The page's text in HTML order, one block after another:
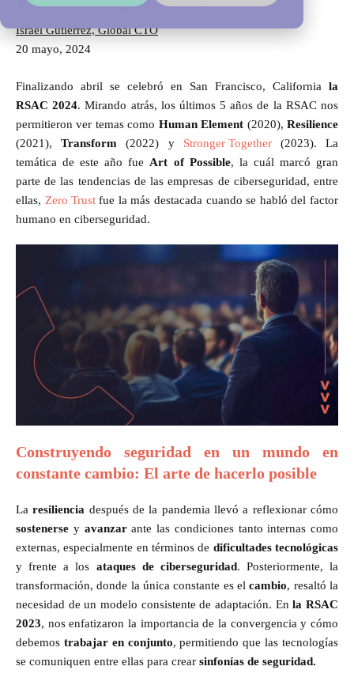
Israel Gutiérrez, Global CTO
20 mayo, 2024
Finalizando abril se celebró en San Francisco, California la
RSAC 2024. Mirando atrás, los últimos 5 años de la RSAC nos
permitieron ver temas como Human Element (2020), Resilience
(2021),Transform(2022) y Stronger Together(2023). La
temática de este año fue Art of Possible, la cuál marcó gran
parte de las tendencias de las empresas de ciberseguridad, entre
ellas, Zero Trustfue la más destacada cuando se habló del factor
humano en ciberseguridad.
Construyendo seguridad en un mundo en
constante cambio: El arte de hacerlo posible
Laresiliencia después de la pandemia llevó a reflexionar cómo
sostenerse y avanzarante las condiciones tanto internas como
externas, especialmente en términos de dificultades tecnológicas
y frente a los ataques de ciberseguridad. Posteriormente, la
transformación, donde la única constante es elcambio, resaltó la
necesidad de un modelo consistente de adaptación. Enla RSAC
2023, nos enfatizaron la importancia de la convergencia y cómo
debemos trabajar en conjunto, permitiendo que las tecnologías
se comuniquen entre ellas para crear sinfonías de seguridad.